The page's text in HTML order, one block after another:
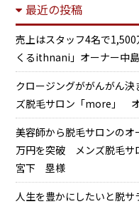
最近の投稿
売上はスタッフ4名で
くるithnani」オーナー中
クロージングががんがん
ズ脱毛サロン「more」
美容師から脱毛サロンの
万円を突破 メンズ脱毛
宮下 塁様
人生を豊かにしたいと脱